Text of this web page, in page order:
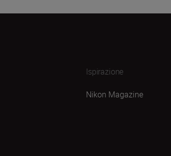
Ispirazione
Nikon Magazine